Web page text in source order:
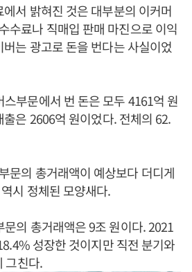
서 밝혀진 것은 대부분의 이커머
수료나 직매입 판매 마진으로 이익
는 광고로 돈을 번다는 사실이었
부문에서 번 돈은 모두 4161억 원
은 2606억 원이었다. 전체의 62.
문의 총거래액이 예상보다 더디게
시 정체된 모양새다.
의 총거래액은 9조 원이다. 2021
성장한 것이지만 직전 분기와
그친다.